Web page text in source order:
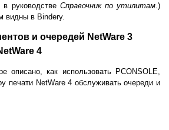
руководстве Справочник по утилитам.)
видны в Bindery.
и очередей NetWare 3
4
описано, как использовать PCONSOLE,
печати NetWare 4 обслуживать очереди и